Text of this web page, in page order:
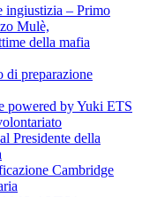
ingiustizia – Primo
Mulè,
della mafia
di preparazione
powered by Yuki ETS
Presidente della
Cambridge